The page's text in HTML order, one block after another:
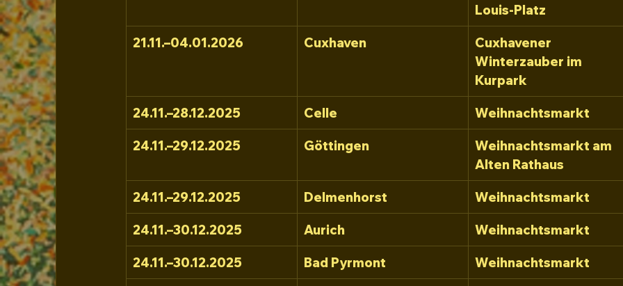
Louis-Platz
21.11.–04.01.2026 Cuxhaven
Cuxhavener
Winterzauber im
Kurpark
24.11.–28.12.2025 Celle Weihnachtsmarkt
24.11.–29.12.2025 Göttingen
Weihnachtsmarkt am
Alten Rathaus
24.11.–29.12.2025 Delmenhorst Weihnachtsmarkt
24.11.–30.12.2025 Aurich Weihnachtsmarkt
24.11.–30.12.2025 Bad Pyrmont Weihnachtsmarkt